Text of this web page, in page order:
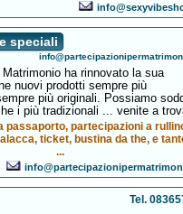
speciali
ha rinnovato la sua
nuovi prodotti sempre più
più originali. Possiamo
i più tradizionali ... venite a
passaporto, partecipazioni a
ticket, bustina da the, e
...
Tel.